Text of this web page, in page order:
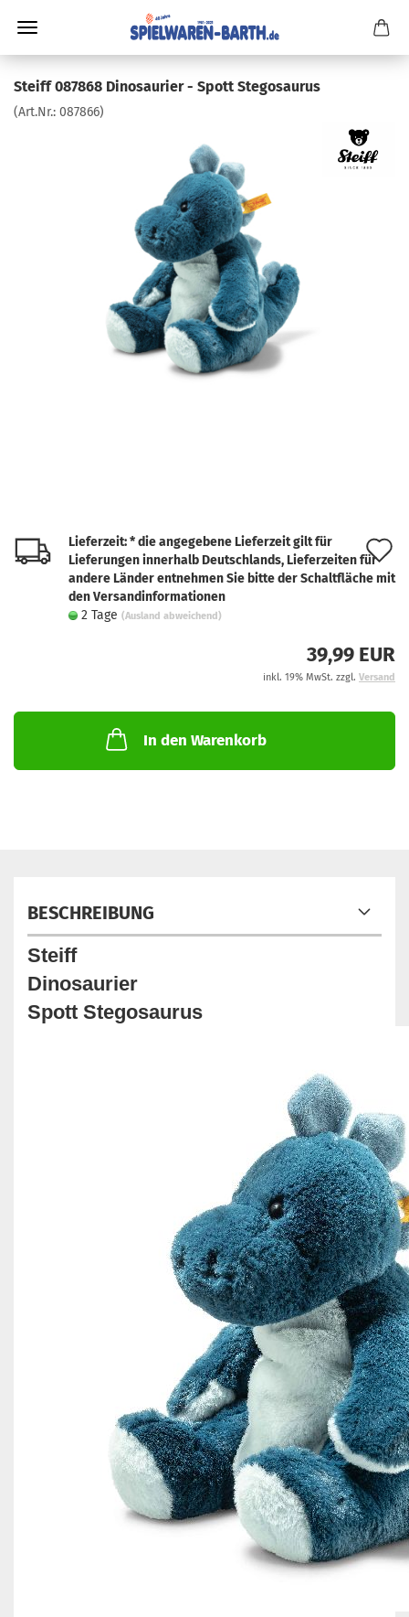
Steiff 087868 Dinosaurier - Spott Stegosaurus
(Art.Nr.: 087866)
Lieferzeit: * die angegebene Lieferzeit gilt für
Lieferungen innerhalb Deutschlands, Lieferzeiten für
andere Länder entnehmen Sie bitte der Schaltfläche mit
den Versandinformationen
2 Tage (Ausland abweichend)
39,99 EUR
inkl. 19% MwSt. zzgl. Versand
In den Warenkorb
BESCHREIBUNG
Steiff
Dinosaurier
Spott Stegosaurus